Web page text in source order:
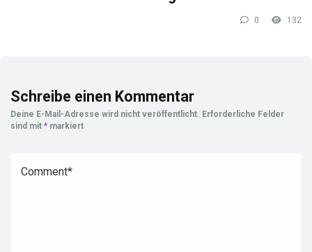
0 132
Schreibe einen Kommentar
Deine E-Mail-Adresse wird nicht veröffentlicht. Erforderliche Felder
sind mit * markiert